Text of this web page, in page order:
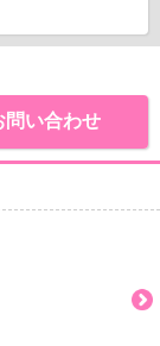
問い合わせ